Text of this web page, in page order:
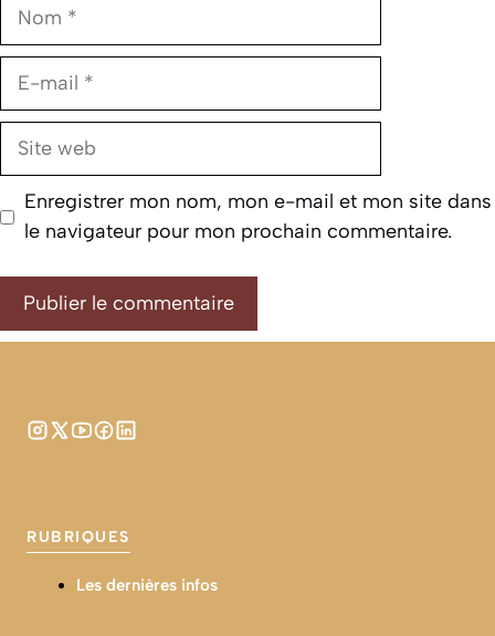
E-
Site
Enregistrer mon nom, mon e-mail et mon site dans
le navigateur pour mon prochain commentaire.
RUBRIQUES
Les dernières infos